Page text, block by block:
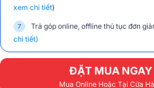
xem chi tiết)
Trả góp online, offline thủ tục đơn
chi tiết)
ĐẶT MUA NGAY
Mua Online Hoặc Tại Cửa